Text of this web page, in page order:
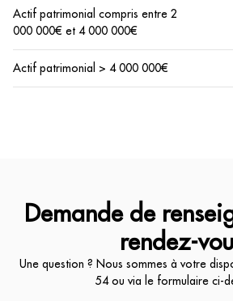
Actif patrimonial compris entre 2
000 000€ et 4 000 000€
Actif patrimonial > 4 000 000€
Demande de
rendez-
Une question ? Nous sommes à votre
54ou via le formulaire ci-